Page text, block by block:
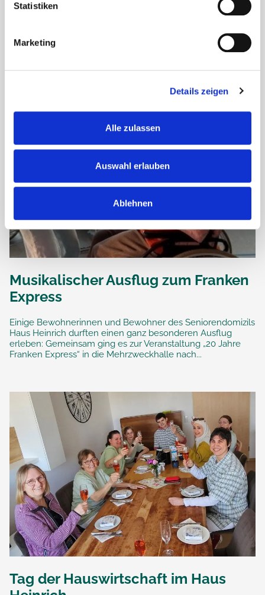
Statistiken
Marketing
Details zeigen
Alle zulassen
Auswahl erlauben
Ablehnen
Anlässlich des internationalen Tags der Pflege wurde im
einem gemütlichen Grillfest kamen die Mitarbeiterinnen
und Mitarbeiter in entspannter Atmosphäre zusammen
Musikalischer Ausflug zum Franken
Express
Einige Bewohnerinnen und Bewohner des Seniorendomizils
Haus Heinrich durften einen ganz besonderen Ausflug
erleben: Gemeinsam ging es zur Veranstaltung „20 Jahre
Franken Express“ in die Mehrzweckhalle nach...
Tag der Hauswirtschaft im Haus